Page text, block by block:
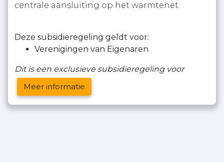
centrale aansluiting op het warmtenet.
Deze subsidieregeling geldt voor:
Verenigingen van Eigenaren
Dit is een exclusieve subsidieregeling voor
Meer informatie